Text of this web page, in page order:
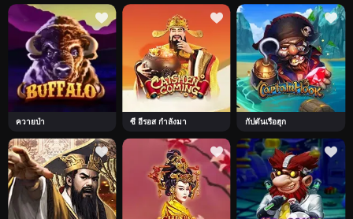
ควายป่า ซี อีรอส กำลังมา กัปตันเรือฮุก